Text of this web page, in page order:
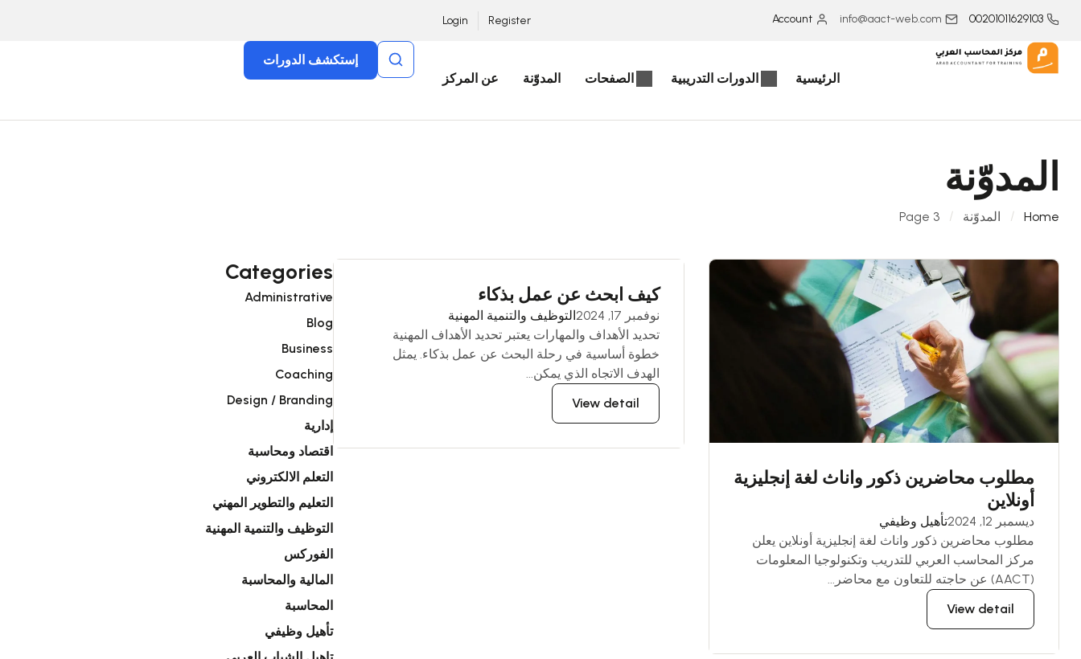
00201011629103
info@aact-web.com
Account
Register
Login
الرئيسية الدورات التدريبية الصفحات المدوّنة عن المركز
إستكشف الدورات
المدوّنة
Home المدوّنة Page 3
مطلوب محاضرين ذكور واناث لغة إنجليزية
أونلاين
ديسمبر 12, 2024
تأهيل وظيفي
مطلوب محاضرين ذكور واناث لغة إنجليزية أونلاين يعلن
مركز المحاسب العربي للتدريب وتكنولوجيا المعلومات
(AACT) عن حاجته للتعاون مع محاضر...
View detail
كيف ابحث عن عمل بذكاء
نوفمبر 17, 2024
التوظيف والتنمية المهنية
تحديد الأهداف والمهارات يعتبر تحديد الأهداف المهنية
خطوة أساسية في رحلة البحث عن عمل بذكاء. يمثل
الهدف الاتجاه الذي يمكن...
View detail
Categories
Administrative
Blog
Business
Coaching
Design / Branding
إدارية
اقتصاد ومحاسبة
التعلم الالكتروني
التعليم والتطوير المهني
التوظيف والتنمية المهنية
الفوركس
المالية والمحاسبة
المحاسبة
تأهيل وظيفي